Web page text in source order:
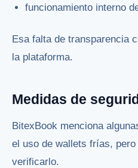
funcionamiento interno
Esa falta de transparencia
la plataforma.
Medidas de
BitexBook menciona
el uso de wallets frías,
verificarlo.